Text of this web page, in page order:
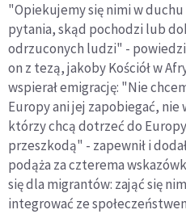
"Opiekujemy się nimi w
pytania, skąd pochodzi lub
odrzuconych ludzi" -
on z tezą, jakoby Kościół w
wspierał emigrację: "Nie
Europy ani jej zapobiegać,
którzy chcą dotrzeć do
przeszkodą" - zapewnił i
podąża za czterema
się dla migrantów: zająć się
integrować ze